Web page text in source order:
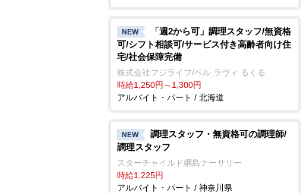
NEW
「週2から可」調理スタッフ/無資格
可/シフト相談可/サービス付き高齢者向け住
宅/社会保障完備
株式会社フジライフ/ベル ラヴィ るくる
時給1,250円～1,300円
アルバイト・パート / 北海道
NEW
調理スタッフ・無資格可の調理師/
調理スタッフ
スターチャイルド綱島ナーサリー
時給1,225円
アルバイト・パート / 神奈川県